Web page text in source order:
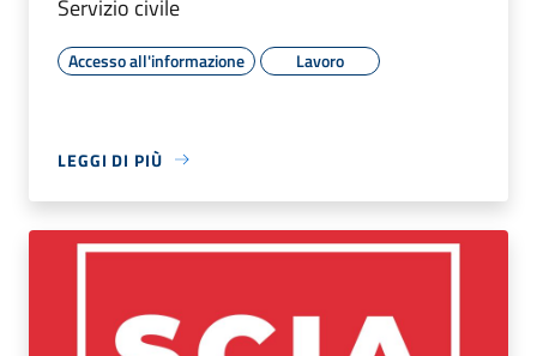
Servizio civile
Accesso all'informazione Lavoro
LEGGI DI PIÙ